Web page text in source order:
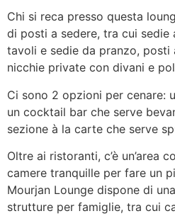
Chi si reca presso questa
di posti a sedere, tra cui sedie
tavoli e sedie da pranzo, posti
nicchie private con divani e
Ci sono 2 opzioni per cenare:
un cocktail bar che serve
sezione à la carte che serve
Oltre ai ristoranti, c’è un’area
camere tranquille per fare un
Mourjan Lounge dispone di
strutture per famiglie, tra cui